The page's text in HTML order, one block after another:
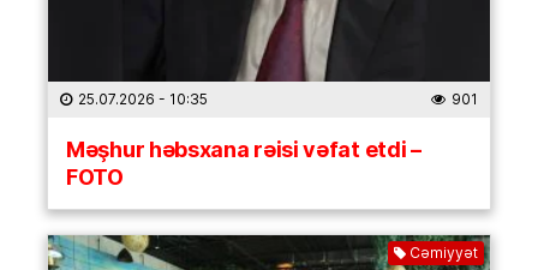
25.07.2026 - 10:35 901
Məşhur həbsxana rəisi vəfat etdi –
FOTO
Cəmiyyət